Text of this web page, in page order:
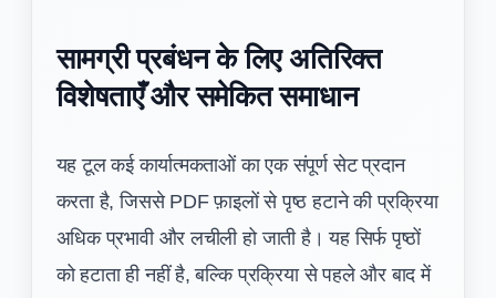
सामग्री प्रबंधन के लिए अतिरिक्त
विशेषताएँ और समेकित समाधान
यह टूल कई कार्यात्मकताओं का एक संपूर्ण सेट प्रदान
करता है, जिससे PDF फ़ाइलों से पृष्ठ हटाने की प्रक्रिया
अधिक प्रभावी और लचीली हो जाती है। यह सिर्फ पृष्ठों
को हटाता ही नहीं है, बल्कि प्रक्रिया से पहले और बाद में